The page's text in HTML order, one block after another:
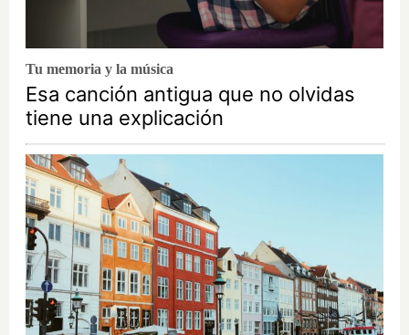
Tu memoria y la música
Esa canción antigua que no olvidas
tiene una explicación